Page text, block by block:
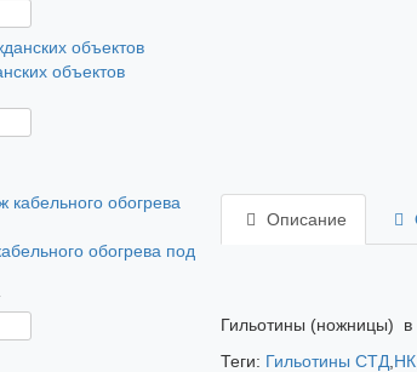
объектов
обогрева под
Описание
Гильотины (ножницы) в
Теги: Гильотины СТД, НК,